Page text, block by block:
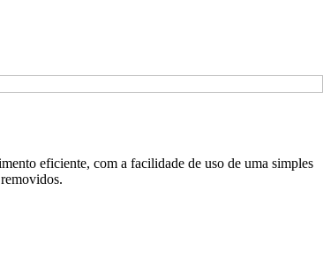
eficiente, com a facilidade de uso de uma simples